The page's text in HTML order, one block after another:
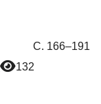
С. 166–191
132